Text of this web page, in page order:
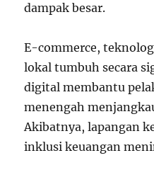
dampak besar.
E-commerce,
lokal tumbuh secara
digital membantu
menengah
Akibatnya, lapangan
inklusi keuangan